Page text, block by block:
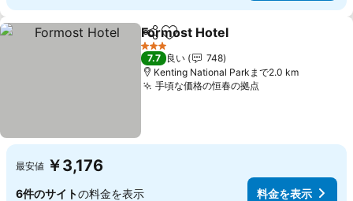
シェアお気に入りに追加
Formost Hotel
3 ホテルのランク
7.7 良い
748
Kenting National Parkまで2.0 km
手頃な価格の恒春の拠点
最安値 ￥3,176
6件のサイトの料金を表示 料金を表示